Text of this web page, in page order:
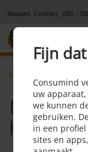
Nieuws Contact 030 -
Home
Met
Fijn
Consumind
uw
we kunnen
gebruiken.
in een
sites en